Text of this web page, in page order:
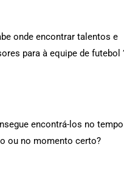
onde encontrar talentos e
para à equipe de futebol
encontrá-los no tempo
ou no momento certo?